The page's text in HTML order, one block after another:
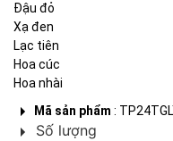
Đậu đỏ
Xạ đen
Lạc tiên
Hoa cúc
Hoa nhài
Mã sản phẩm :
Số lượng